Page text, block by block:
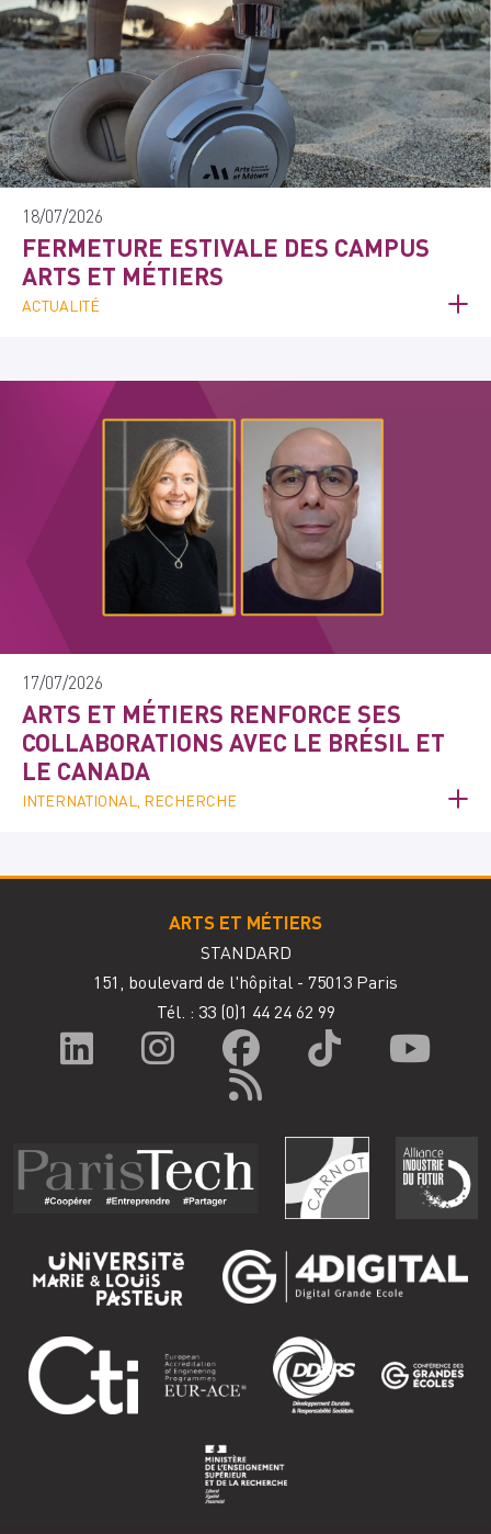
18/07/2026
FERMETURE ESTIVALE DES CAMPUS
ARTS ET MÉTIERS
ACTUALITÉ
17/07/2026
ARTS ET MÉTIERS RENFORCE SES
COLLABORATIONS AVEC LE BRÉSIL ET
LE CANADA
INTERNATIONAL, RECHERCHE
ARTS ET MÉTIERS
STANDARD
151, boulevard de l'hôpital - 75013 Paris
Tél. : 33 (0)1 44 24 62 99